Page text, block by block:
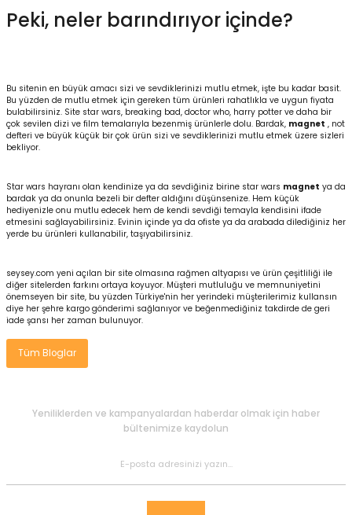
Peki, neler barındırıyor içinde?
Bu sitenin en büyük amacı sizi ve sevdiklerinizi mutlu etmek, işte bu kadar basit.
Bu yüzden de mutlu etmek için gereken tüm ürünleri rahatlıkla ve uygun fiyata
bulabilirsiniz. Site star wars, breaking bad, doctor who, harry potter ve daha bir
çok sevilen dizi ve film temalarıyla bezenmiş ürünlerle dolu. Bardak, magnet , not
defteri ve büyük küçük bir çok ürün sizi ve sevdiklerinizi mutlu etmek üzere sizleri
bekliyor.
Star wars hayranı olan kendinize ya da sevdiğiniz birine star wars magnet ya da
bardak ya da onunla bezeli bir defter aldığını düşünsenize. Hem küçük
hediyenizle onu mutlu edecek hem de kendi sevdiği temayla kendisini ifade
etmesini sağlayabilirsiniz. Evinin içinde ya da ofiste ya da arabada dilediğiniz her
yerde bu ürünleri kullanabilir, taşıyabilirsiniz.
seysey.com yeni açılan bir site olmasına rağmen altyapısı ve ürün çeşitliliği ile
diğer sitelerden farkını ortaya koyuyor. Müşteri mutluluğu ve memnuniyetini
önemseyen bir site, bu yüzden Türkiye'nin her yerindeki müşterilerimiz kullansın
diye her şehre kargo gönderimi sağlanıyor ve beğenmediğiniz takdirde de geri
iade şansı her zaman bulunuyor.
Tüm Bloglar
Yeniliklerden ve kampanyalardan haberdar olmak için haber
bültenimize kaydolun